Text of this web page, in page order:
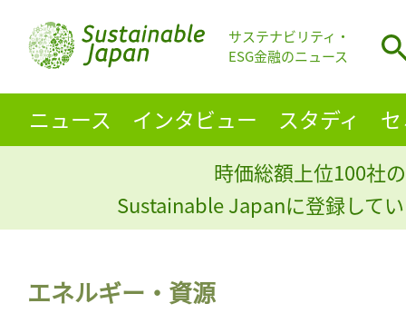
サステナビリティ・
ESG金融のニュース
ニュース インタビュー スタディ
時価総額上位100社
Sustainable Japanに登録して
エネルギー・資源